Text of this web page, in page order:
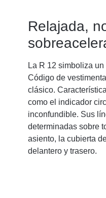
Relajada,
La R 12 simboliza
Código de
clásico.
como el indicador
inconfundible. Sus
determinadas sobre
asiento, la cubierta
delantero y trasero.